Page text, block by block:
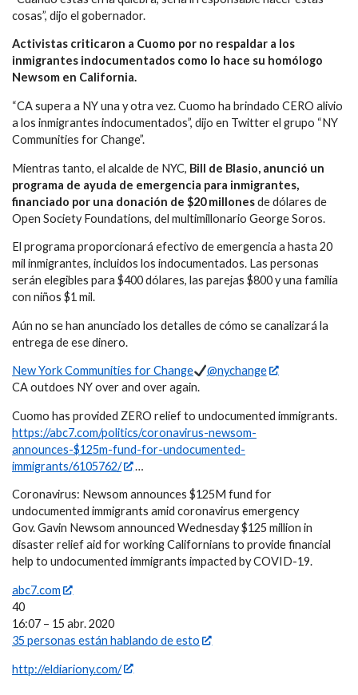
cosas”, dijo el gobernador.
Activistas criticaron a Cuomo por no respaldar a los
inmigrantes indocumentados como lo hace su homólogo
Newsom en California.
“CA supera a NY una y otra vez. Cuomo ha brindado CERO alivio
a los inmigrantes indocumentados”, dijo en Twitter el grupo “NY
Communities for Change”.
Mientras tanto, el alcalde de NYC, Bill de Blasio, anunció un
programa de ayuda de emergencia para inmigrantes,
financiado por una donación de $20 millonesde dólares de
Open Society Foundations, del multimillonario George Soros.
El programa proporcionará efectivo de emergencia a hasta 20
mil inmigrantes, incluidos los indocumentados. Las personas
serán elegibles para $400 dólares, las parejas $800 y una familia
con niños $1 mil.
Aún no se han anunciado los detalles de cómo se canalizará la
entrega de ese dinero.
New York Communities for Change
@nychange
CA outdoes NY over and over again.
Cuomo has provided ZERO relief to undocumented immigrants.
https://abc7.com/politics/coronavirus-newsom-
announces-$125m-fund-for-undocumented-
immigrants/6105762/
…
Coronavirus: Newsom announces $125M fund for
undocumented immigrants amid coronavirus emergency
Gov. Gavin Newsom announced Wednesday $125 million in
disaster relief aid for working Californians to provide financial
help to undocumented immigrants impacted by COVID-19.
abc7.com
40
16:07 – 15 abr. 2020
35 personas están hablando de esto
http://eldiariony.com/